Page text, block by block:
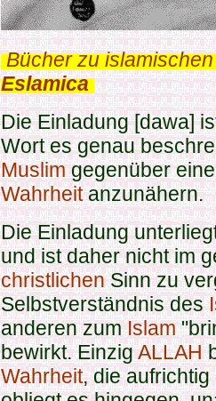
.Bücher zu
Eslamica.
Die Einladung [dawa]
Wort es genau
Muslimgegenüber
Wahrheitanzunähern.
Die Einladung
und ist daher nicht im
christlichenSinn zu
Selbstverständnis des
anderen zumIslam
bewirkt. EinzigALLAH
Wahrheit, die